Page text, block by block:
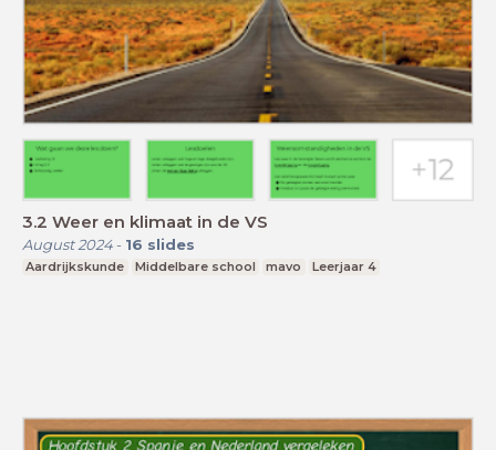
3.2 Weer en klimaat in de VS
August 2024- 16 slides
Aardrijkskunde Middelbare school mavo Leerjaar 4